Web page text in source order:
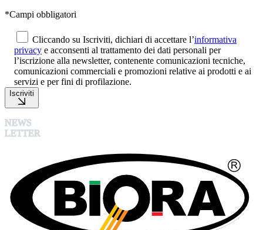
*Campi obbligatori
Cliccando su Iscriviti, dichiari di accettare l’informativa
privacy e acconsenti al trattamento dei dati personali per
l’iscrizione alla newsletter, contenente comunicazioni tecniche,
comunicazioni commerciali e promozioni relative ai prodotti e ai
servizi e per fini di profilazione.
Iscriviti
NEWS
LETTER